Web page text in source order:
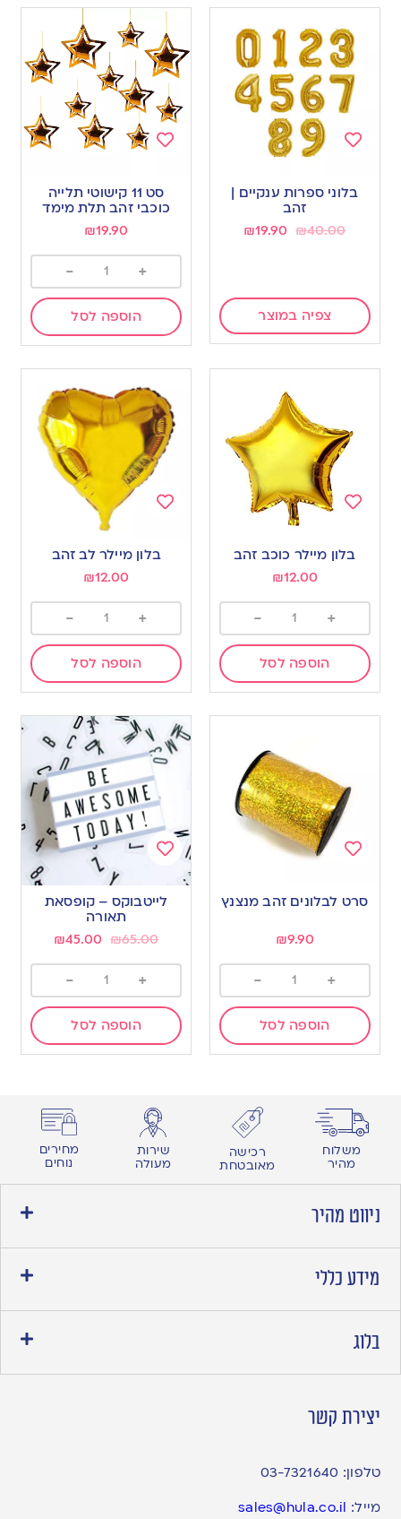
בלוני ספרות ענקיים |
זהב
₪40.00
₪19.90
צפיה במוצר
wishlist
סט 11 קישוטי תלייה
כוכבי זהב תלת מימד
₪19.90
+
-
הוספה לסל
wishlist
בלון מיילר כוכב זהב
₪12.00
+
-
הוספה לסל
wishlist
בלון מיילר לב זהב
₪12.00
+
-
הוספה לסל
to
wishlist
סרט לבלונים זהב מנצנץ
₪9.90
+
-
הוספה לסל
wishlist
לייטבוקס – קופסאת
תאורה
₪65.00
₪45.00
+
-
הוספה לסל
משלוח
מהיר
רכישה
מאובטחת
שירות
מעולה
מחירים
נוחים
ניווט מהיר
מידע כללי
בלוג
יצירת קשר
טלפון: 03-7321640
מייל: sales@hula.co.il